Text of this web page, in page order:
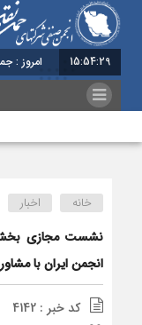
15:54:29 امروز : جمعه - 16
خانه اخبار
نشست مجازی بخش
انجمن ایران با
کد خبر : 4142